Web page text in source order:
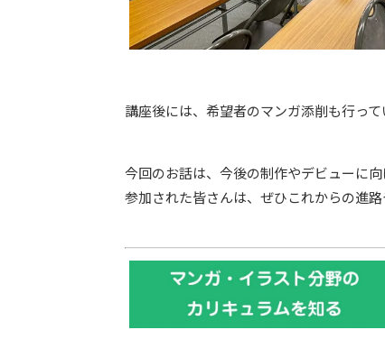
講座後には、希望者のマンガ添削も行って
今回のお話は、今後の制作やデビューに
参加された皆さんは、ぜひこれからの進